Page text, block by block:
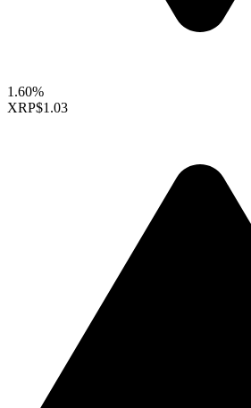
1.60%
XRP$1.03